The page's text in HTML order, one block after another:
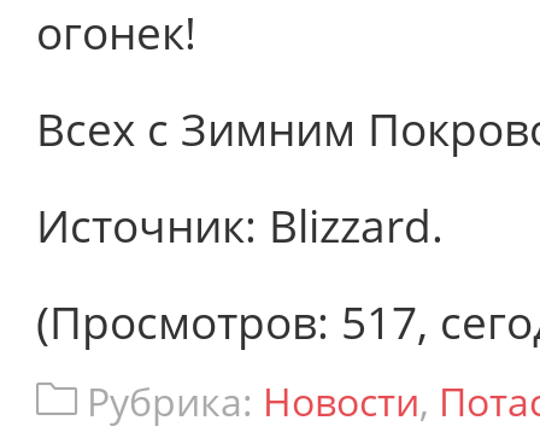
огонек!
Всех с Зимним
Источник: Blizzard.
(Просмотров: 517,
Рубрика: Новости,